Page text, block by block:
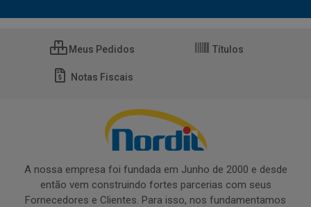
Meus Pedidos Títulos
Notas Fiscais
A nossa empresa foi fundada em Junho de 2000 e desde
então vem construindo fortes parcerias com seus
Fornecedores e Clientes. Para isso, nos fundamentamos